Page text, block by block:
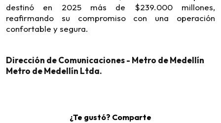
destinó en 2025 más de $239.000 millones,
reafirmando su compromiso con una operación
confortable y segura.
Dirección de Comunicaciones - Metro de Medellín
Metro de Medellín Ltda.
¿Te gustó? Comparte